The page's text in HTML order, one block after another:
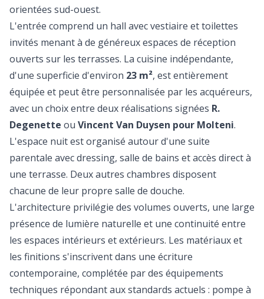
orientées sud-ouest.
L'entrée comprend un hall avec vestiaire et toilettes
invités menant à de généreux espaces de réception
ouverts sur les terrasses. La cuisine indépendante,
d'une superficie d'environ 23 m², est entièrement
équipée et peut être personnalisée par les acquéreurs,
avec un choix entre deux réalisations signées R.
Degenette ou Vincent Van Duysen pour Molteni.
L'espace nuit est organisé autour d'une suite
parentale avec dressing, salle de bains et accès direct à
une terrasse. Deux autres chambres disposent
chacune de leur propre salle de douche.
L'architecture privilégie des volumes ouverts, une large
présence de lumière naturelle et une continuité entre
les espaces intérieurs et extérieurs. Les matériaux et
les finitions s'inscrivent dans une écriture
contemporaine, complétée par des équipements
techniques répondant aux standards actuels : pompe à